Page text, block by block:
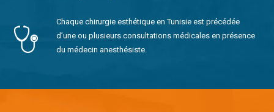
Chaque chirurgie esthétique en Tunisie est précédée
d’une ou plusieurs consultations médicales en présence
du médecin anesthésiste.